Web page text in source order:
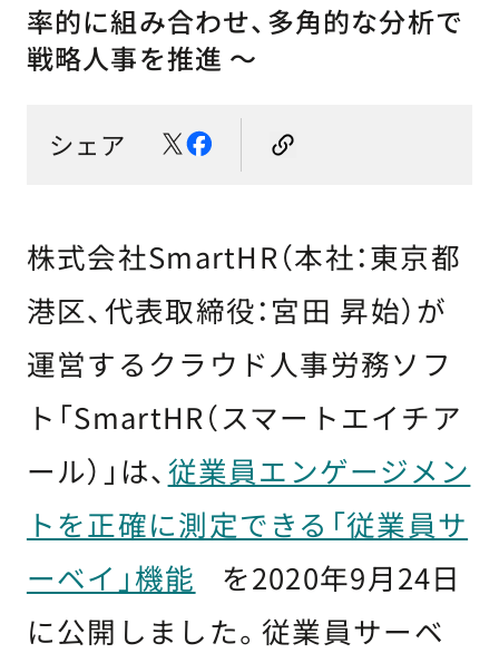
率的に組み合わせ、多角的な分析で
戦略人事を推進 〜
シェア
株式会社SmartHR（本社：東京都
港区、代表取締役：宮田 昇始）が
運営するクラウド人事労務ソフ
ト「SmartHR（スマートエイチア
ール）」は、従業員エンゲージメン
トを正確に測定できる「従業員サ
ーベイ」機能
を2020年9月24日
に公開しました。従業員サーベ